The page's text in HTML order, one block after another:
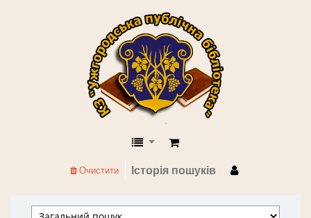
КЗ "Ужгородська публічна
Історія пошуків
Очистити